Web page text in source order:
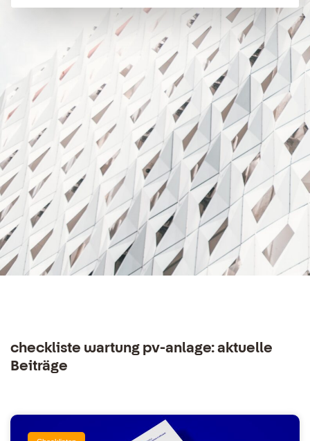
checkliste wartung pv-anlage: aktuelle
Beiträge